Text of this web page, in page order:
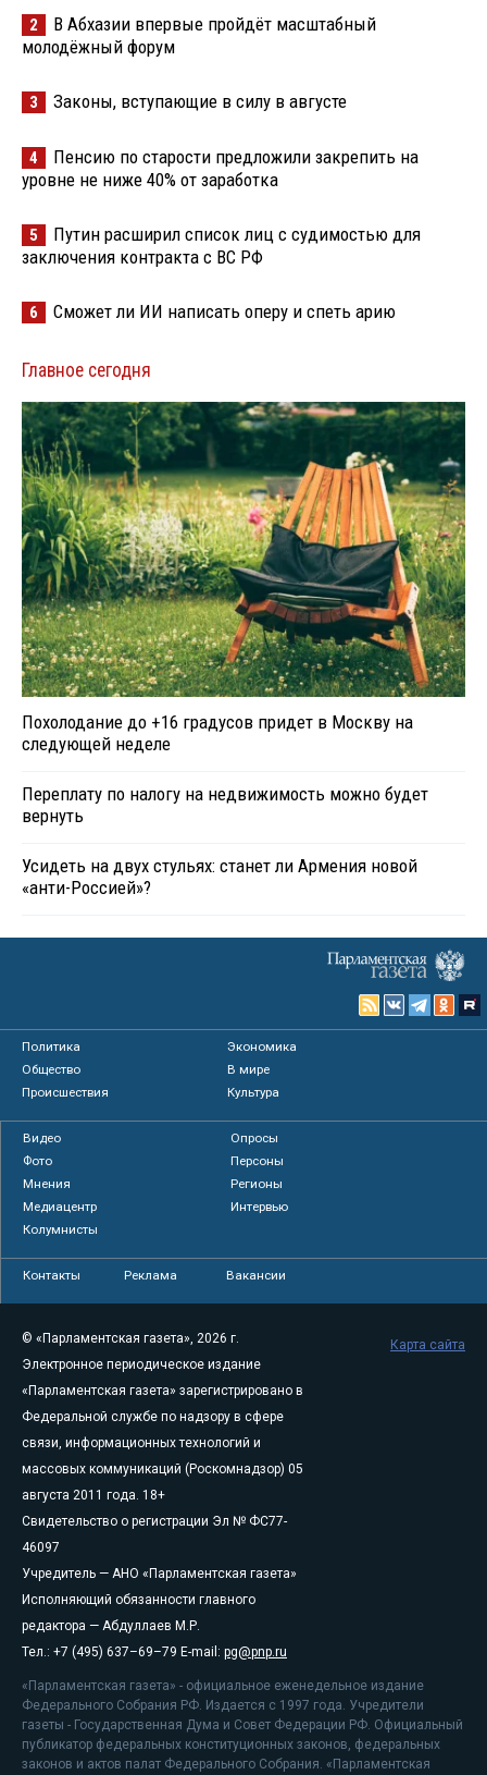
2
В Абхазии впервые пройдёт масштабный
молодёжный форум
3 Законы, вступающие в силу в августе
4
Пенсию по старости предложили закрепить на
уровне не ниже 40% от заработка
5
Путин расширил список лиц с судимостью для
заключения контракта с ВС РФ
6 Сможет ли ИИ написать оперу и спеть арию
Главное сегодня
Похолодание до +16 градусов придет в Москву на
следующей неделе
Переплату по налогу на недвижимость можно будет
вернуть
Усидеть на двух стульях: станет ли Армения новой
«анти-Россией»?
Политика
Экономика
Общество
В мире
Происшествия
Культура
Видео
Опросы
Фото
Персоны
Мнения
Регионы
Медиацентр
Интервью
Колумнисты
Контакты Реклама Вакансии
© «Парламентская газета», 2026 г.
Электронное периодическое издание
«Парламентская газета» зарегистрировано в
Федеральной службе по надзору в сфере
связи, информационных технологий и
массовых коммуникаций (Роскомнадзор) 05
августа 2011 года. 18+
Свидетельство о регистрации Эл № ФС77-
46097
Учредитель — АНО «Парламентская газета»
Исполняющий обязанности главного
редактора — Абдуллаев М.Р.
Тел.: +7 (495) 637–69–79 E-mail: pg@pnp.ru
«Парламентская газета» - официальное еженедельное издание
Федерального Собрания РФ. Издается с 1997 года. Учредители
газеты - Государственная Дума и Совет Федерации РФ. Официальный
публикатор федеральных конституционных законов, федеральных
законов и актов палат Федерального Собрания. «Парламентская
Карта сайта